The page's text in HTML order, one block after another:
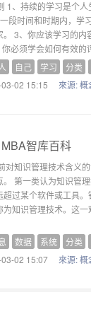
1、持续的学习是个人
段时间和时期内，学
3、你应该学习的内
必须学会如何有效的
自己 学习 分类
02 15:15 來源:概
智库百科
对知识管理技术含义
第一类认为知识管
过某个软件或工具
知识管理技术。这
数据 系统 分类
02 15:07 來源:概